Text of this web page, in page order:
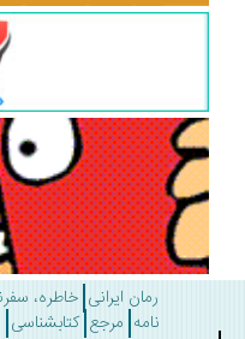
رمان ایرانی خاطره، سفرنامه و
مرجع کتابشناسی نقد